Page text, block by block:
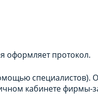
оформляет протокол.
специалистов).
кабинете фирмы-